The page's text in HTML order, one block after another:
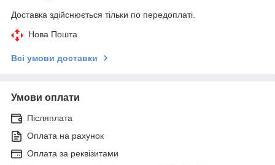
Доставка здійснюється тільки по передоплаті.
Нова Пошта
Всі умови доставки
Умови оплати
Післяплата
Оплата на рахунок
Оплата за реквізитами